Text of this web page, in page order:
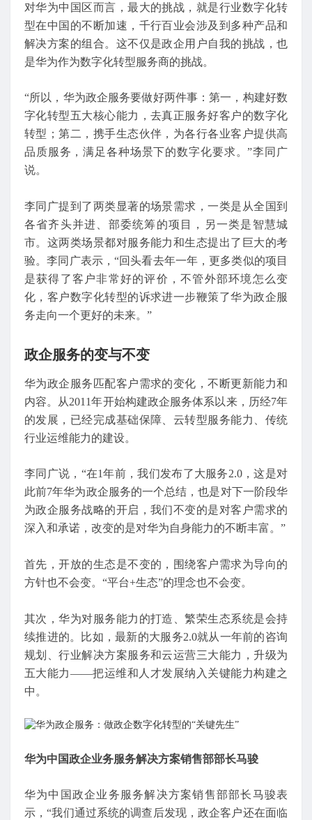
对华为中国区而言，最大的挑战，就是行业数字化转
型在中国的不断加速，千行百业会涉及到多种产品和
解决方案的组合。这不仅是政企用户自我的挑战，也
是华为作为数字化转型服务商的挑战。
“所以，华为政企服务要做好两件事：第一，构建好数
字化转型五大核心能力，去真正服务好客户的数字化
转型；第二，携手生态伙伴，为各行各业客户提供高
品质服务，满足各种场景下的数字化要求。”李同广
说。
李同广提到了两类显著的场景需求，一类是从全国到
各省齐头并进、部委统筹的项目，另一类是智慧城
市。这两类场景都对服务能力和生态提出了巨大的考
验。李同广表示，“回头看去年一年，更多类似的项目
是获得了客户非常好的评价，不管外部环境怎么变
化，客户数字化转型的诉求进一步鞭策了华为政企服
务走向一个更好的未来。”
政企服务的变与不变
华为政企服务匹配客户需求的变化，不断更新能力和
内容。从2011年开始构建政企服务体系以来，历经7年
的发展，已经完成基础保障、云转型服务能力、传统
行业运维能力的建设。
李同广说，“在1年前，我们发布了大服务2.0，这是对
此前7年华为政企服务的一个总结，也是对下一阶段华
为政企服务战略的开启，我们不变的是对客户需求的
深入和承诺，改变的是对华为自身能力的不断丰富。”
首先，开放的生态是不变的，围绕客户需求为导向的
方针也不会变。“平台+生态”的理念也不会变。
其次，华为对服务能力的打造、繁荣生态系统是会持
续推进的。比如，最新的大服务2.0就从一年前的咨询
规划、行业解决方案服务和云运营三大能力，升级为
五大能力——把运维和人才发展纳入关键能力构建之
中。
华为中国政企业务服务解决方案销售部部长马骏
华为中国政企业务服务解决方案销售部部长马骏表
示，“我们通过系统的调查后发现，政企客户还在面临